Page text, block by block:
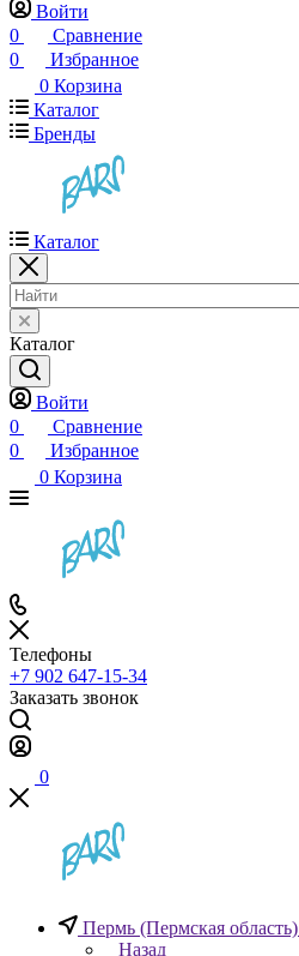
Войти
0
Сравнение
0
Избранное
0 Корзина
Каталог
Бренды
Каталог
Каталог
Войти
0
Сравнение
0
Избранное
0 Корзина
Телефоны
+7 902 647-15-34
Заказать звонок
0
Пермь (Пермская область)
Назад